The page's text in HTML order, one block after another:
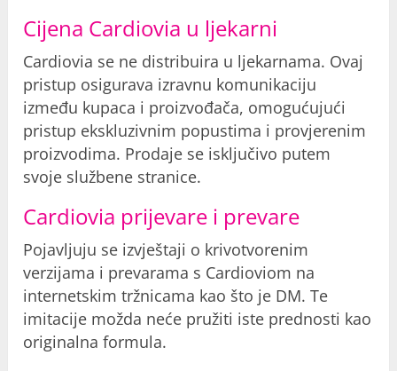
Cijena Cardiovia u ljekarni
Cardiovia se ne distribuira u ljekarnama. Ovaj
pristup osigurava izravnu komunikaciju
između kupaca i proizvođača, omogućujući
pristup ekskluzivnim popustima i provjerenim
proizvodima. Prodaje se isključivo putem
svoje službene stranice.
Cardiovia prijevare i prevare
Pojavljuju se izvještaji o krivotvorenim
verzijama i prevarama s Cardioviom na
internetskim tržnicama kao što je DM. Te
imitacije možda neće pružiti iste prednosti kao
originalna formula.